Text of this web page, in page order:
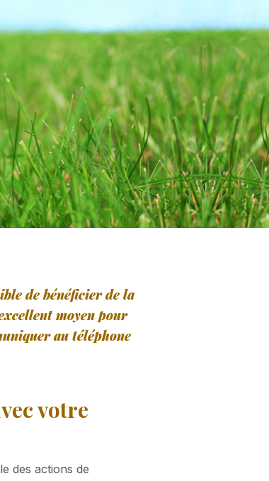
de bénéficier de la
moyen pour
au téléphone
votre
des actions de